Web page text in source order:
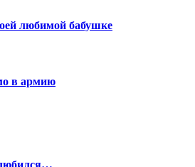
любимой бабушке
в армию